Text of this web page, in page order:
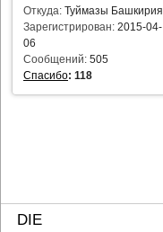
Откуда: Туймазы Башкирия
Зарегистрирован: 2015-04-
06
Сообщений: 505
Спасибо: 118
DIE